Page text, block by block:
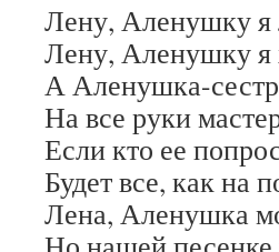
Лену, Аленушку
Лену, Аленушку я
А Аленушка-
На все руки
Если кто ее
Будет все, как на
Лена, Аленушка